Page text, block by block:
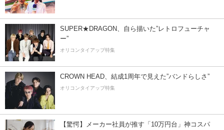
SUPER★DRAGON、自ら描いた”レトロフューチャ
ー”
オリコンタイアップ特集
CROWN HEAD、結成1周年で見えた”バンドらしさ”
オリコンタイアップ特集
【驚愕】メーカー社員が推す「10万円台」神コスパ